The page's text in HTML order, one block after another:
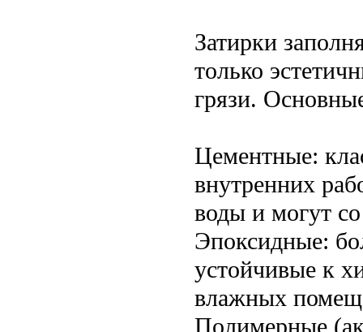
Затирки
только
грязи.
Цементные:
внутренних
воды и могут
Эпоксидные:
устойчивые к
влажных
Полимерные